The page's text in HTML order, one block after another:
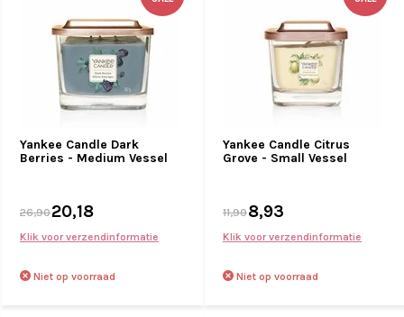
Yankee Candle Dark
Berries - Medium Vessel
26,9020,18
Klik voor verzendinformatie
Niet op voorraad
Yankee Candle Citrus
Grove - Small Vessel
11,908,93
Klik voor verzendinformatie
Niet op voorraad